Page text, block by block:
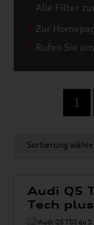
Alle Filter
Zur
Rufen Sie
1
Audi Q5
Tech